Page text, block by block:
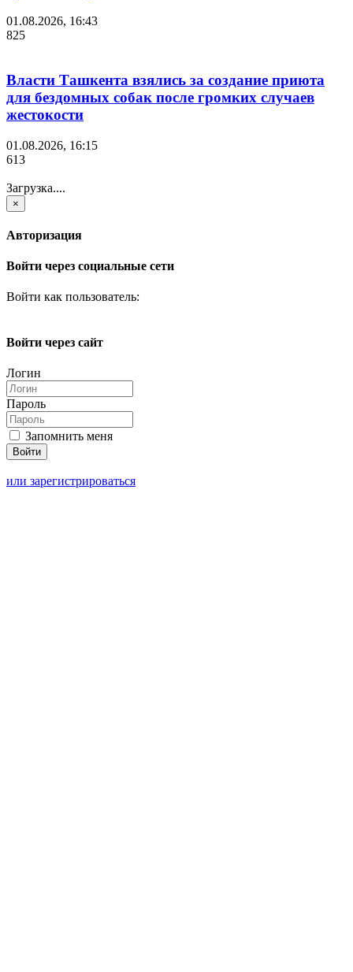
01.08.2026, 16:43
825
Власти Ташкента взялись за создание приюта
для бездомных собак после громких случаев
жестокости
01.08.2026, 16:15
613
Загрузка....
×
Авторизация
Войти через социальные сети
Войти как пользователь:
Войти через сайт
Логин
Пароль
Запомнить меня
или зарегистрироваться